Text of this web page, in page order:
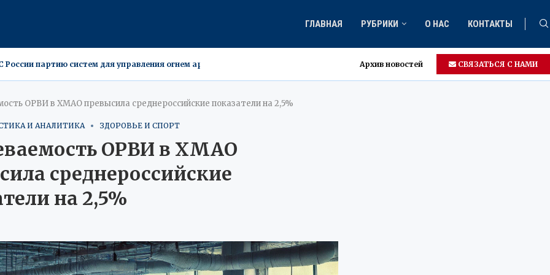
ГЛАВНАЯ РУБРИКИ О НАС КОНТАКТЫ
в Минске
может стоить $4,4 млрд
обнаружены нетленные мощи 19-го века
но рекордов не будет
недвижимости подвергаются проверке
2,5 млн рублей за гибридов с дикой кровью
бюджетные иномарки вытесняют средний сегмент за $6 млн
лосиху-альбиноса с детенышем
Архив новостей СВЯЗАТЬСЯ С НАМИ
ОРВИ в ХМАО превысила среднероссийские показатели на 2,5%
И АНАЛИТИКА ЗДОРОВЬЕ И СПОРТ
ОРВИ в ХМАО
среднероссийские
на 2,5%